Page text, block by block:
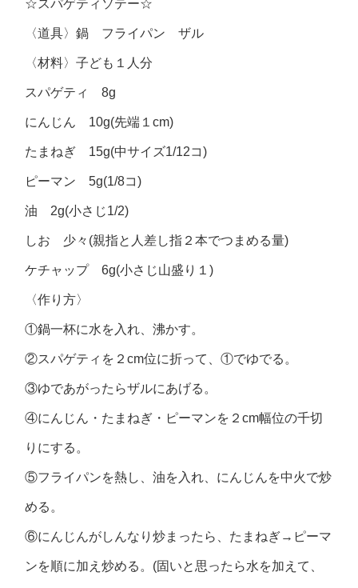
☆スパゲティソテー☆
〈道具〉鍋 フライパン ザル
〈材料〉子ども１人分
スパゲティ 8g
にんじん 10g(先端１cm)
たまねぎ 15g(中サイズ1/12コ)
ピーマン 5g(1/8コ)
油 2g(小さじ1/2)
しお 少々(親指と人差し指２本でつまめる量)
ケチャップ 6g(小さじ山盛り１)
〈作り方〉
①鍋一杯に水を入れ、沸かす。
②スパゲティを２cm位に折って、①でゆでる。
③ゆであがったらザルにあげる。
④にんじん・たまねぎ・ピーマンを２cm幅位の千切
りにする。
⑤フライパンを熱し、油を入れ、にんじんを中火で炒
める。
⑥にんじんがしんなり炒まったら、たまねぎ→ピーマ
ンを順に加え炒める。(固いと思ったら水を加えて、